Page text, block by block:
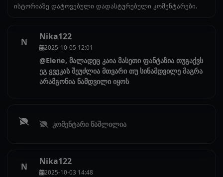
ისტორიაზე დატოვებული დადასტურებული კომენტარები.
N Nika122
2025-10-05 12:01
@Elene, მალადეც კაია მასეთი ფანტაზია თუგაქვს
ეგ ყვეკას შეუძლია მთვარი თუ სინამდვილე მაგრა
არამგონია ნამდვილი იყოს
კომენტარი წაშლილია
N Nika122
2025-10-03 14:48